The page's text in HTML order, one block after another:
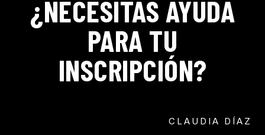
¿NECESITAS AYUDA
PARA TU
INSCRIPCIÓN?
CLAUDIA DÍAZ